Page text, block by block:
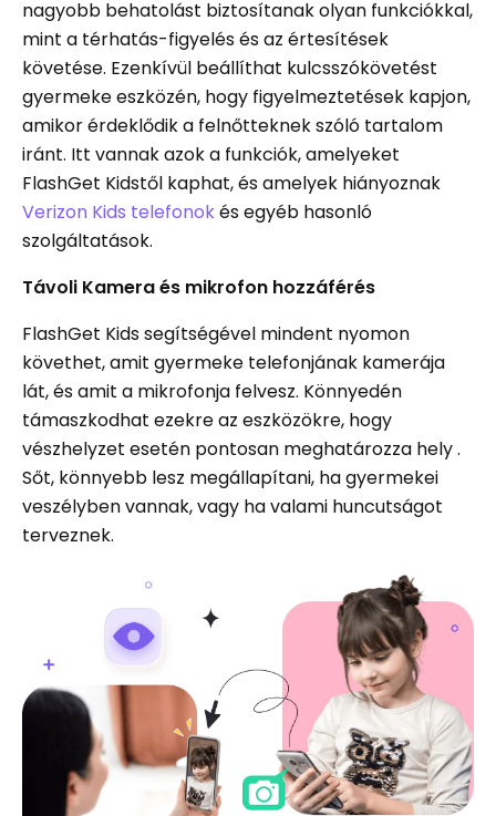
nagyobb behatolást biztosítanak olyan funkciókkal,
mint a térhatás-figyelés és az értesítések
követése. Ezenkívül beállíthat kulcsszókövetést
gyermeke eszközén, hogy figyelmeztetések kapjon,
amikor érdeklődik a felnőtteknek szóló tartalom
iránt. Itt vannak azok a funkciók, amelyeket
FlashGet Kidstől kaphat, és amelyek hiányoznak
Verizon Kids telefonokés egyéb hasonló
szolgáltatások.
Távoli Kamera és mikrofon hozzáférés
FlashGet Kids segítségével mindent nyomon
követhet, amit gyermeke telefonjának kamerája
lát, és amit a mikrofonja felvesz. Könnyedén
támaszkodhat ezekre az eszközökre, hogy
vészhelyzet esetén pontosan meghatározza hely .
Sőt, könnyebb lesz megállapítani, ha gyermekei
veszélyben vannak, vagy ha valami huncutságot
terveznek.